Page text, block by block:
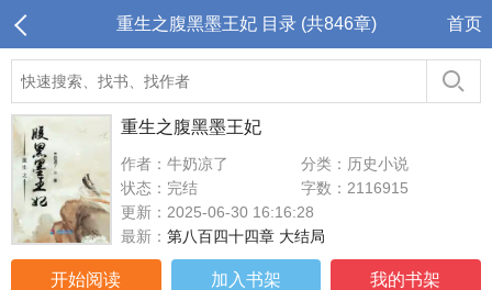
重生之腹黑墨王妃 目录 (共846章) 首页
重生之腹黑墨王妃
作者：牛奶凉了
分类：历史小说
状态：完结
字数：2116915
更新：2025-06-30 16:16:28
最新： 第八百四十四章 大结局
开始阅读 加入书架 我的书架